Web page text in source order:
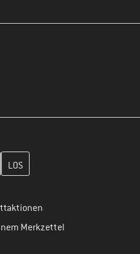
und erstelle im nächsten
Merkzettel